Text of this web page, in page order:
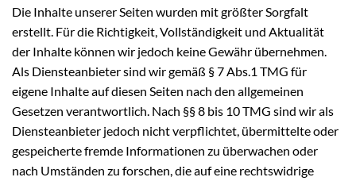
Die Inhalte unserer Seiten wurden mit größter Sorgfalt
erstellt. Für die Richtigkeit, Vollständigkeit und Aktualität
der Inhalte können wir jedoch keine Gewähr übernehmen.
Als Diensteanbieter sind wir gemäß § 7 Abs.1 TMG für
eigene Inhalte auf diesen Seiten nach den allgemeinen
Gesetzen verantwortlich. Nach §§ 8 bis 10 TMG sind wir als
Diensteanbieter jedoch nicht verpflichtet, übermittelte oder
gespeicherte fremde Informationen zu überwachen oder
nach Umständen zu forschen, die auf eine rechtswidrige